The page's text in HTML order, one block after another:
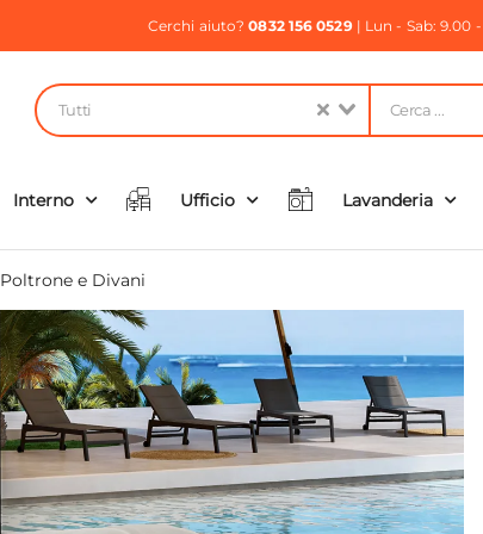
Cerchi aiuto?0832 156 0529| Lun - Sab: 9.00 -
Tutti
Interno Ufficio Lavanderia
Poltrone e Divani